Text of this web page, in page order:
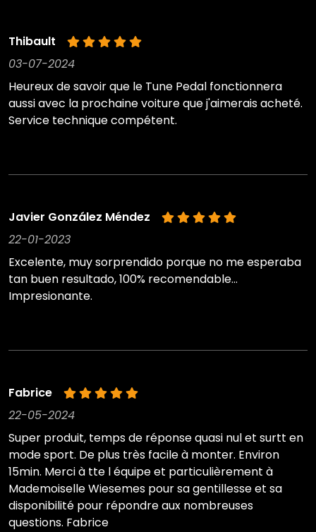
Thibault
03-07-2024
Heureux de savoir que le Tune Pedal fonctionnera
aussi avec la prochaine voiture que j'aimerais acheté.
Service technique compétent.
Javier González Méndez
22-01-2023
Excelente, muy sorprendido porque no me esperaba
tan buen resultado, 100% recomendable...
Impresionante.
Fabrice
22-05-2024
Super produit, temps de réponse quasi nul et surtt en
mode sport. De plus très facile à monter. Environ
15min. Merci à tte l équipe et particulièrement à
Mademoiselle Wiesemes pour sa gentillesse et sa
disponibilité pour répondre aux nombreuses
questions. Fabrice